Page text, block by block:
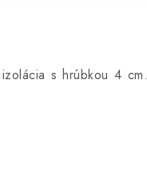
s hrúbkou 4 cm.